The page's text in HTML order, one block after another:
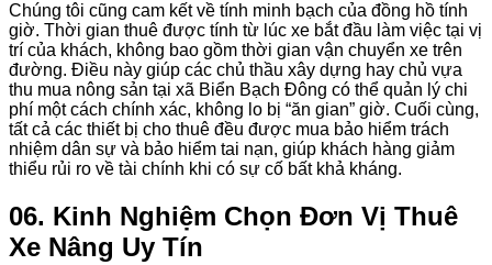
Chúng tôi cũng cam kết về tính minh bạch của đồng hồ tính
giờ. Thời gian thuê được tính từ lúc xe bắt đầu làm việc tại vị
trí của khách, không bao gồm thời gian vận chuyển xe trên
đường. Điều này giúp các chủ thầu xây dựng hay chủ vựa
thu mua nông sản tại xã Biển Bạch Đông có thể quản lý chi
phí một cách chính xác, không lo bị “ăn gian” giờ. Cuối cùng,
tất cả các thiết bị cho thuê đều được mua bảo hiểm trách
nhiệm dân sự và bảo hiểm tai nạn, giúp khách hàng giảm
thiểu rủi ro về tài chính khi có sự cố bất khả kháng.
06. Kinh Nghiệm Chọn Đơn Vị Thuê
Xe Nâng Uy Tín